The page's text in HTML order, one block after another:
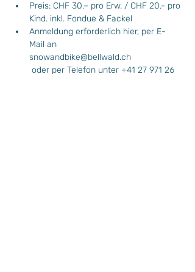
Preis: CHF 30.– pro Erw. / CHF 20.- pro
Kind. inkl. Fondue & Fackel
Anmeldung erforderlich hier, per E-
Mail an
snowandbike@bellwald.ch